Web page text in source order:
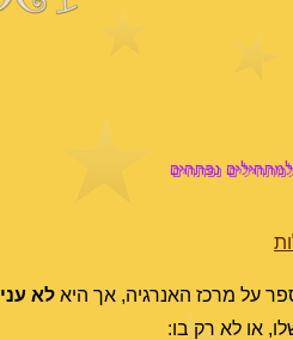
נפתחים
על מרכז האנרגיה, אך היא לא
או לא רק בו: